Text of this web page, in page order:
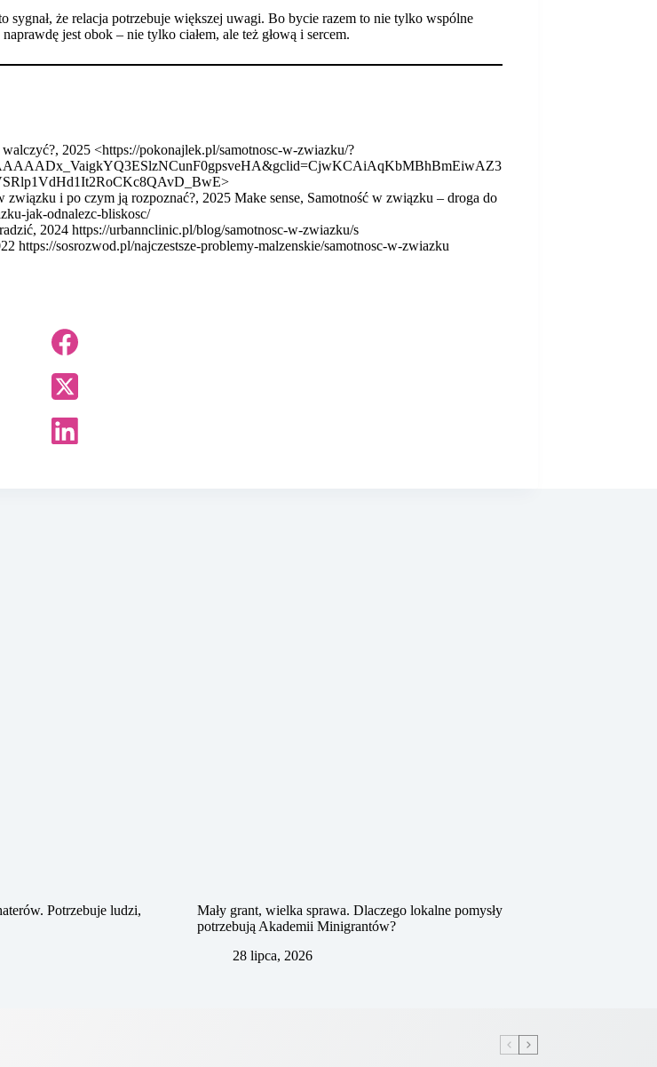
że relacja potrzebuje większej uwagi. Bo bycie razem to nie tylko wspólne
jest obok – nie tylko ciałem, ale też głową i sercem.
2025 <https://pokonajlek.pl/samotnosc-w-zwiazku/?
związku i po czym ją rozpoznać?, 2025 Make sense, Samotność w związku – droga do
jak-odnalezc-bliskosc/
2024 https://urbannclinic.pl/blog/samotnosc-w-zwiazku/s
https://sosrozwod.pl/najczestsze-problemy-malzenskie/samotnosc-w-zwiazku
Potrzebuje ludzi,
Mały grant, wielka sprawa. Dlaczego lokalne pomysły
potrzebują Akademii Minigrantów?
28 lipca, 2026